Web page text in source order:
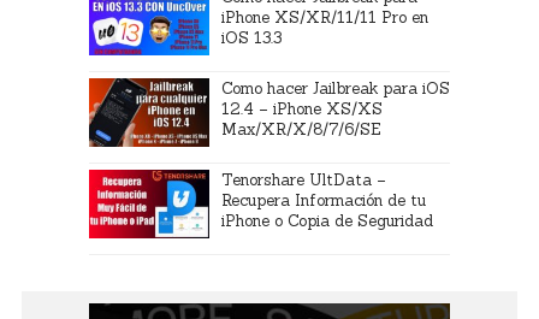
iPhone XS/XR/11/11 Pro en
iOS 13.3
Como hacer Jailbreak para iOS
12.4 – iPhone XS/XS
Max/XR/X/8/7/6/SE
Tenorshare UltData –
Recupera Información de tu
iPhone o Copia de Seguridad